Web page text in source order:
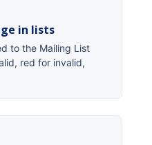
in lists
to the Mailing List
red for invalid,